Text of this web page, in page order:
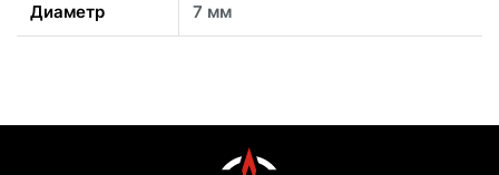
Диаметр 7 мм